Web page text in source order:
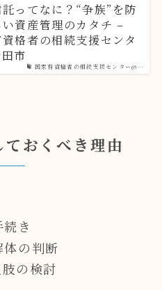
国家有資格者の相続支援センター@…
ってなに？“争族”を防
い資産管理のカタチ –
格者の相続支援センタ
市
おくべき理由
き
の判断
の検討